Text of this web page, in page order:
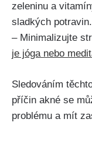
⁤zeleninu ⁤a
sladkých potravin.
– Minimalizujte
je jóga nebo
Sledováním
příčin akné se
problému ⁤a mít